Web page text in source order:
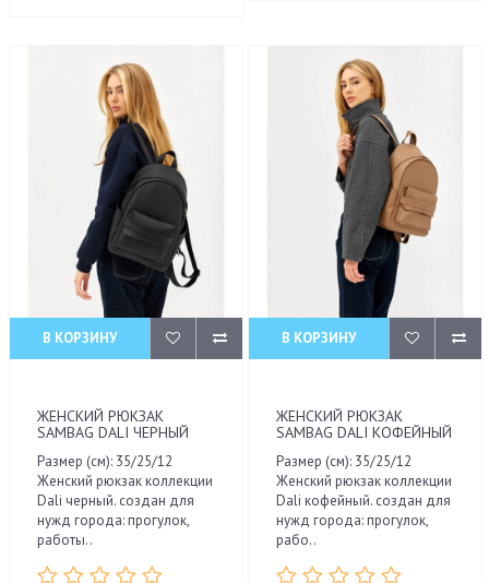
В КОРЗИНУ
ЖЕНСКИЙ РЮКЗАК
SAMBAG DALI ЧЕРНЫЙ
Размер (см): 35/25/12
Женский рюкзак коллекции
Dali черный. создан для
нужд города: прогулок,
работы..
В КОРЗИНУ
ЖЕНСКИЙ РЮКЗАК
SAMBAG DALI КОФЕЙНЫЙ
Размер (см): 35/25/12
Женский рюкзак коллекции
Dali кофейный. создан для
нужд города: прогулок,
рабо..